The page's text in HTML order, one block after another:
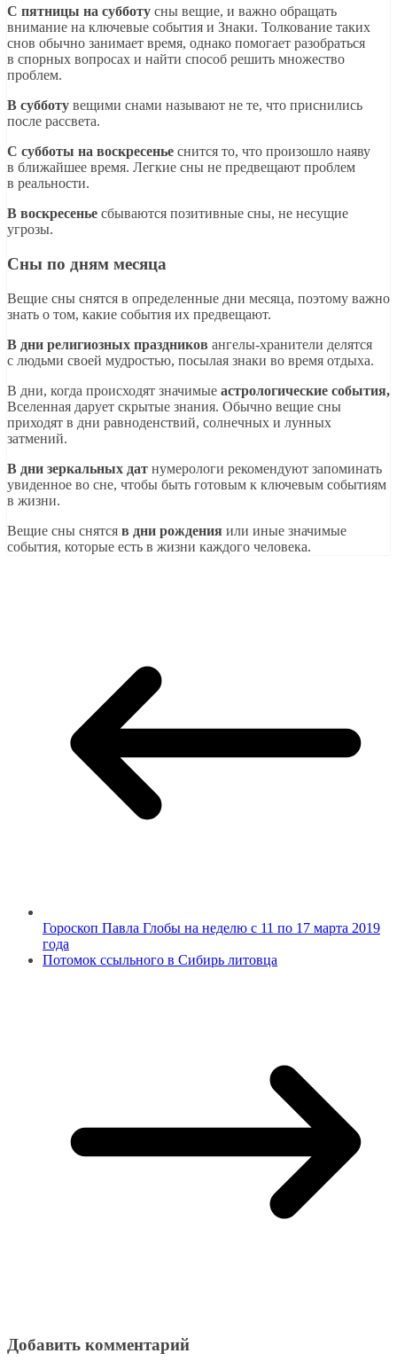
С пятницы на субботу сны вещие, и важно обращать
внимание на ключевые события и Знаки. Толкование таких
снов обычно занимает время, однако помогает разобраться
в спорных вопросах и найти способ решить множество
проблем.
В субботу вещими снами называют не те, что приснились
после рассвета.
С субботы на воскресенье снится то, что произошло наяву
в ближайшее время. Легкие сны не предвещают проблем
в реальности.
В воскресенье сбываются позитивные сны, не несущие
угрозы.
Сны по дням месяца
Вещие сны снятся в определенные дни месяца, поэтому важно
знать о том, какие события их предвещают.
В дни религиозных праздников ангелы-хранители делятся
с людьми своей мудростью, посылая знаки во время отдыха.
В дни, когда происходят значимые астрологические события,
Вселенная дарует скрытые знания. Обычно вещие сны
приходят в дни равноденствий, солнечных и лунных
затмений.
В дни зеркальных дат нумерологи рекомендуют запоминать
увиденное во сне, чтобы быть готовым к ключевым событиям
в жизни.
Вещие сны снятся в дни рождения или иные значимые
события, которые есть в жизни каждого человека.
Гороскоп Павла Глобы на неделю с 11 по 17 марта 2019
года
Потомок ссыльного в Сибирь литовца
Добавить комментарий